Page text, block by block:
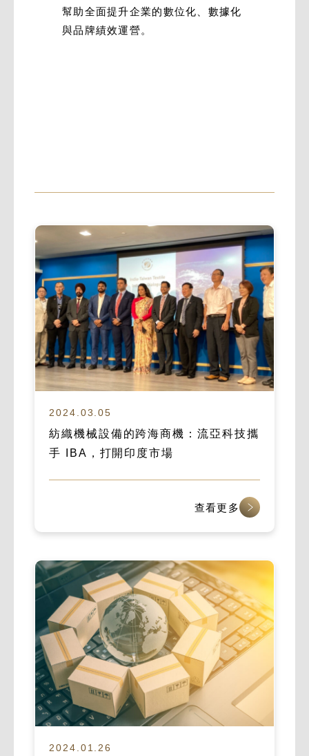
幫助全面提升企業的數位化、數據化
與品牌績效運營。
2024.03.05
紡織機械設備的跨海商機：流亞科技攜
手 IBA，打開印度市場
查看更多
2024.01.26